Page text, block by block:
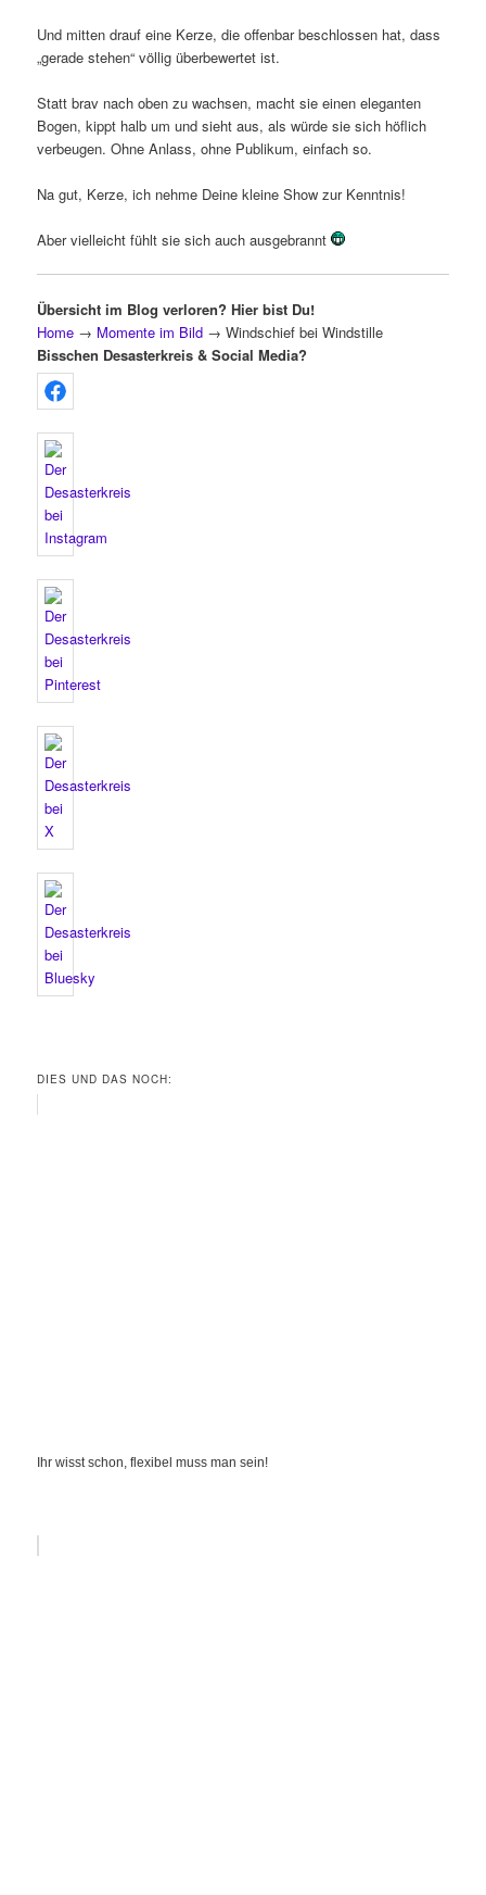
Und mitten drauf eine Kerze, die offenbar beschlossen hat, dass
„gerade stehen“ völlig überbewertet ist.
Statt brav nach oben zu wachsen, macht sie einen eleganten
Bogen, kippt halb um und sieht aus, als würde sie sich höflich
verbeugen. Ohne Anlass, ohne Publikum, einfach so.
Na gut, Kerze, ich nehme Deine kleine Show zur Kenntnis!
Aber vielleicht fühlt sie sich auch ausgebrannt
Übersicht im Blog verloren? Hier bist Du!
Home → Momente im Bild → Windschief bei Windstille
Bisschen Desasterkreis & Social Media?
DIES UND DAS NOCH:
Ihr wisst schon, flexibel muss man sein!